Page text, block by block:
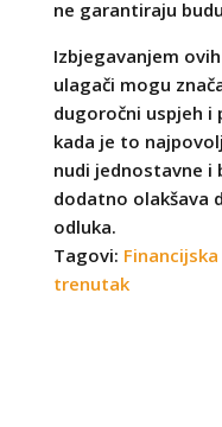
ne garantiraju
Izbjegavanjem
ulagači mogu
dugoročni uspjeh i
kada je to
nudi jednostavne i
dodatno olakšava
odluka.
Tagovi:
trenutak